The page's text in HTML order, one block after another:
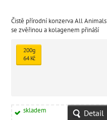
Čistě přírodní konzerva All Animals
se zvěřinou a kolagenem přináší
kočky všech velikostí a plemen
200g
64 Kč
skladem Detail